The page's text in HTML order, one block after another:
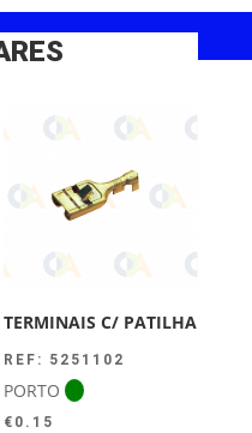
TERMINAIS C/ PATILHA
REF: 5251102
PORTO
€ 0.15